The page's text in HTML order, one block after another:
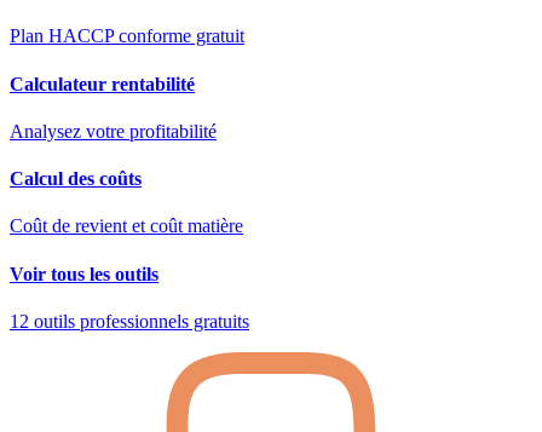
Plan HACCP conforme gratuit
Calculateur rentabilité
Analysez votre profitabilité
Calcul des coûts
Coût de revient et coût matière
Voir tous les outils
12 outils professionnels gratuits